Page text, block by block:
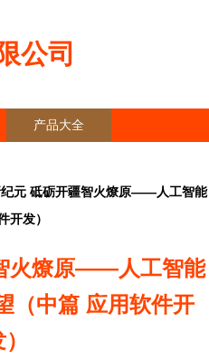
公司
产品大全
元 砥砺开疆智火燎原——人工智能
开发）
火燎原——人工智能
（中篇 应用软件开